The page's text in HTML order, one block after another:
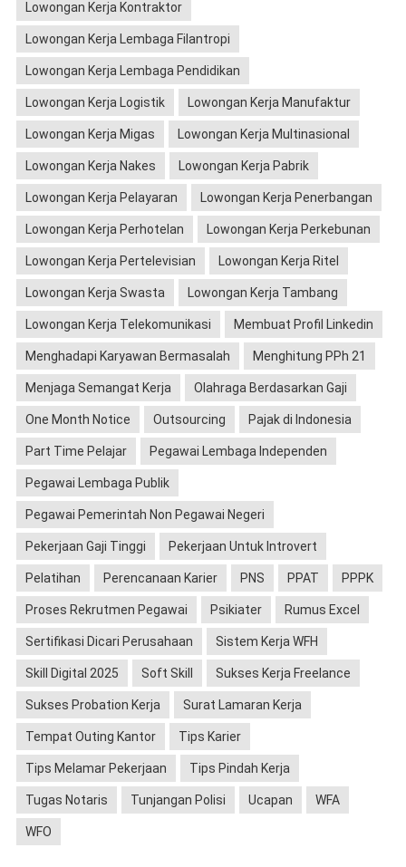
Lowongan Kerja Kontraktor
Lowongan Kerja Lembaga Filantropi
Lowongan Kerja Lembaga Pendidikan
Lowongan Kerja Logistik Lowongan Kerja Manufaktur
Lowongan Kerja Migas Lowongan Kerja Multinasional
Lowongan Kerja Nakes Lowongan Kerja Pabrik
Lowongan Kerja Pelayaran Lowongan Kerja Penerbangan
Lowongan Kerja Perhotelan Lowongan Kerja Perkebunan
Lowongan Kerja Pertelevisian Lowongan Kerja Ritel
Lowongan Kerja Swasta Lowongan Kerja Tambang
Lowongan Kerja Telekomunikasi Membuat Profil Linkedin
Menghadapi Karyawan Bermasalah Menghitung PPh 21
Menjaga Semangat Kerja Olahraga Berdasarkan Gaji
One Month Notice Outsourcing Pajak di Indonesia
Part Time Pelajar Pegawai Lembaga Independen
Pegawai Lembaga Publik
Pegawai Pemerintah Non Pegawai Negeri
Pekerjaan Gaji Tinggi Pekerjaan Untuk Introvert
Pelatihan Perencanaan Karier PNS PPAT PPPK
Proses Rekrutmen Pegawai Psikiater Rumus Excel
Sertifikasi Dicari Perusahaan Sistem Kerja WFH
Skill Digital 2025 Soft Skill Sukses Kerja Freelance
Sukses Probation Kerja Surat Lamaran Kerja
Tempat Outing Kantor Tips Karier
Tips Melamar Pekerjaan Tips Pindah Kerja
Tugas Notaris Tunjangan Polisi Ucapan WFA
WFO